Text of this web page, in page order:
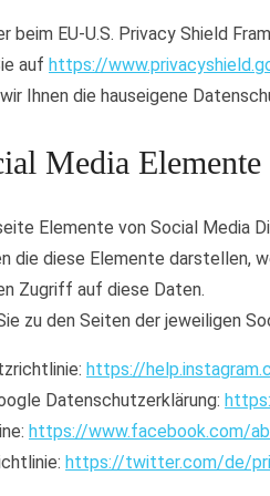
beim EU-U.S. Privacy Shield
auf https://
Ihnen die hauseigene
Media
Elemente von Social Media
die diese Elemente darstellen,
Zugriff auf diese Daten.
zu den Seiten der jeweiligen
https://
Datenschutzerklärung:
https://www.facebook.com/
https://twitter.com/de/